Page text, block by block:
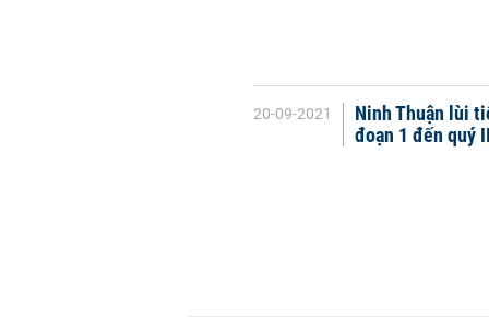
20-09-2021
Ninh Thuận lùi
đoạn 1 đến quý